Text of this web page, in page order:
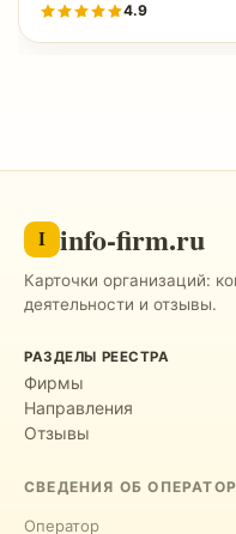
4.9
I info-firm.ru
Карточки организаций:
деятельности и отзывы.
РАЗДЕЛЫ РЕЕСТРА
Фирмы
Направления
Отзывы
СВЕДЕНИЯ ОБ
Оператор